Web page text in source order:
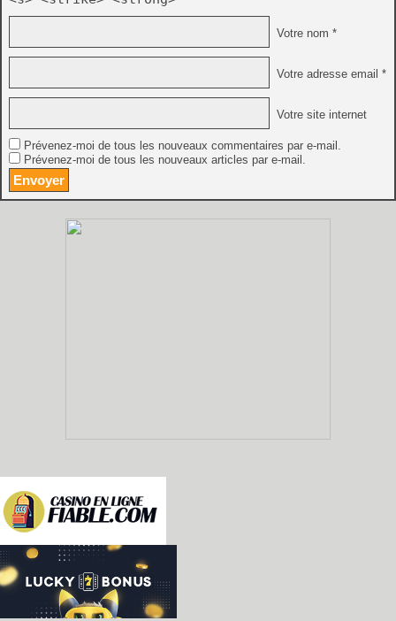
Votre nom *
Votre adresse email *
Votre site internet
Prévenez-moi de tous les nouveaux commentaires par e-mail.
Prévenez-moi de tous les nouveaux articles par e-mail.